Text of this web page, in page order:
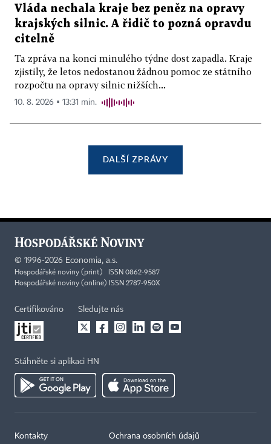
Vláda nechala kraje bez peněz na opravy
krajských silnic. A řidič to pozná opravdu
citelně
Ta zpráva na konci minulého týdne dost zapadla. Kraje
zjistily, že letos nedostanou žádnou pomoc ze státního
rozpočtu na opravy silnic nižších...
10. 8. 2026 ▪ 13:31 min.
DALŠÍ ZPRÁVY
© 1996-2026 Economia, a.s.
Hospodářské noviny (print) ISSN 0862-9587
Hospodářské noviny (online) ISSN 2787-950X
Certifikováno Sledujte nás
Stáhněte si aplikaci HN
Kontakty Ochrana osobních údajů